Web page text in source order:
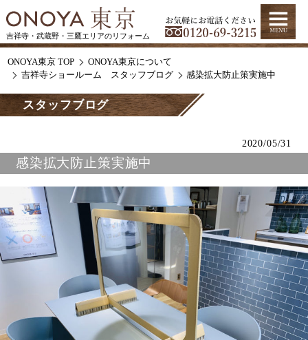
吉祥寺・武蔵野・三鷹エリアのリフォーム
ONOYA東京 TOP
ONOYA東京について
吉祥寺ショールーム スタッフブログ
感染拡大防止策実施中
スタッフブログ
2020/05/31
感染拡大防止策実施中